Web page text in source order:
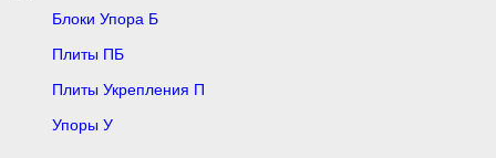
Блоки Упора Б
Плиты ПБ
Плиты Укрепления П
Упоры У